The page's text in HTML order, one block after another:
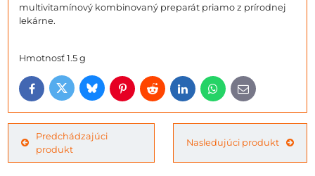
multivitamínový kombinovaný preparát priamo z prírodnej
lekárne.
Hmotnosť 1.5 g
FacebookTwitterBlueskyPinterestRedditLinkedInWhatsApp
E-
mail
Predchádzajúci
produkt
Nasledujúci produkt